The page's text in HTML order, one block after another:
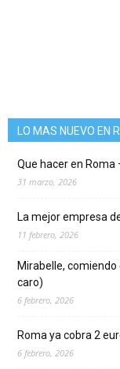
LO MAS NUEVO EN
Que hacer en Roma
31 marzo, 2026
La mejor empresa
11 febrero, 2026
Mirabelle,
caro)
6 febrero, 2026
Roma ya cobra 2
6 febrero, 2026